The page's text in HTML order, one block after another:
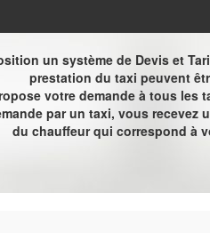
un système de Devis et
prestation du taxi peuvent
votre demande à tous les
par un taxi, vous recevez
du chauffeur qui correspond à